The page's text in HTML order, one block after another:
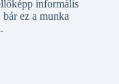
informális
ez a munka